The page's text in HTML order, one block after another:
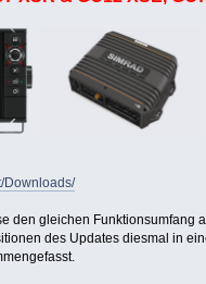
Downloads/
den gleichen Funktionsumfang
des Updates diesmal in